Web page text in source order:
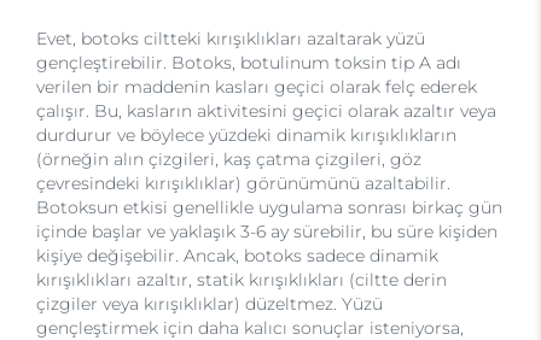
Evet, botoks ciltteki kırışıklıkları azaltarak yüzü
gençleştirebilir. Botoks, botulinum toksin tip A adı
verilen bir maddenin kasları geçici olarak felç ederek
çalışır. Bu, kasların aktivitesini geçici olarak azaltır veya
durdurur ve böylece yüzdeki dinamik kırışıklıkların
(örneğin alın çizgileri, kaş çatma çizgileri, göz
çevresindeki kırışıklıklar) görünümünü azaltabilir.
Botoksun etkisi genellikle uygulama sonrası birkaç gün
içinde başlar ve yaklaşık 3-6 ay sürebilir, bu süre kişiden
kişiye değişebilir. Ancak, botoks sadece dinamik
kırışıklıkları azaltır, statik kırışıklıkları (ciltte derin
çizgiler veya kırışıklıklar) düzeltmez. Yüzü
gençleştirmek için daha kalıcı sonuçlar isteniyorsa,